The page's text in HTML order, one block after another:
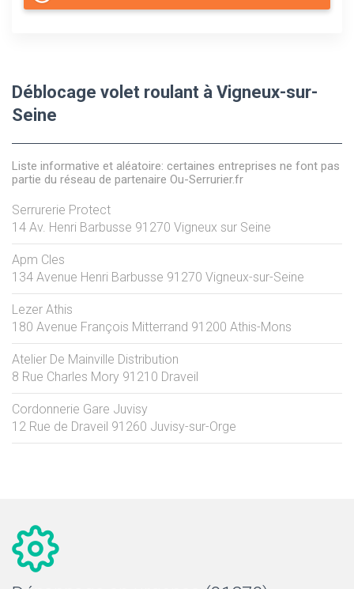
Déblocage volet roulant à Vigneux-sur-
Seine
Liste informative et aléatoire: certaines entreprises ne font pas
partie du réseau de partenaire Ou-Serrurier.fr
Serrurerie Protect
14 Av. Henri Barbusse 91270 Vigneux sur Seine
Apm Cles
134 Avenue Henri Barbusse 91270 Vigneux-sur-Seine
Lezer Athis
180 Avenue François Mitterrand 91200 Athis-Mons
Atelier De Mainville Distribution
8 Rue Charles Mory 91210 Draveil
Cordonnerie Gare Juvisy
12 Rue de Draveil 91260 Juvisy-sur-Orge